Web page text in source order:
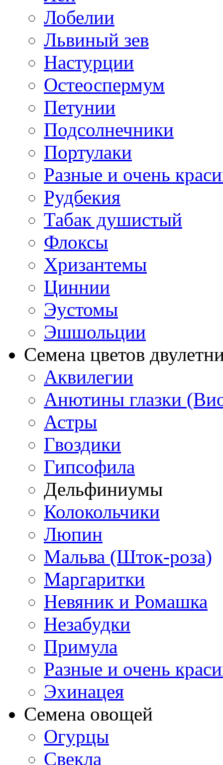
Лобелии
Львиный зев
Настурции
Остеоспермум
Петунии
Подсолнечники
Портулаки
Разные и очень
Рудбекия
Табак душистый
Флоксы
Хризантемы
Циннии
Эустомы
Эшшольции
Семена цветов
Аквилегии
Анютины глазки
Астры
Гвоздики
Гипсофила
Дельфиниумы
Колокольчики
Люпин
Мальва (Шток-роза)
Маргаритки
Невяник и Ромашка
Незабудки
Примула
Разные и очень
Эхинацея
Семена овощей
Огурцы
Свекла